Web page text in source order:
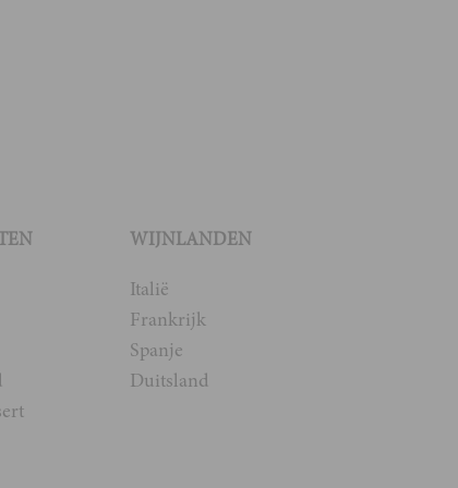
WIJNLANDEN
Italië
Frankrijk
Spanje
Duitsland